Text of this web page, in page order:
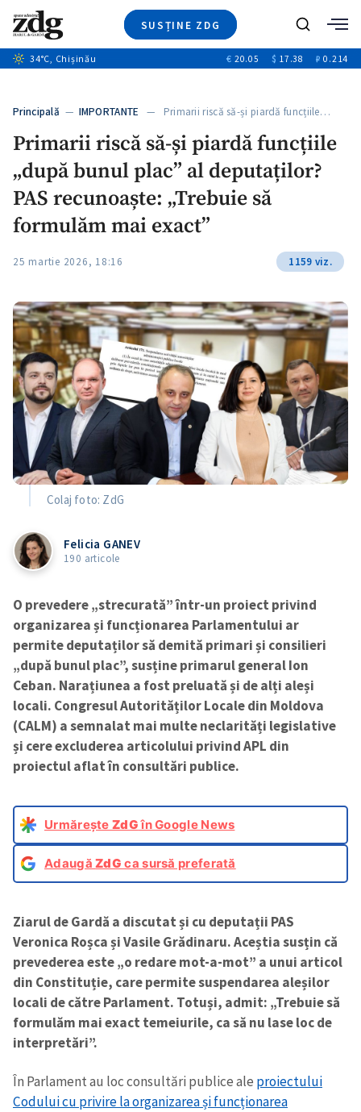
SUSȚINE ZDG
Ştiri
+10
Video
Special
Blog
Caută
34°C, Chișinău € 20.05 $ 17.38 ₽ 0.214
Principală — IMPORTANTE — Primarii riscă să-și piardă funcțiile…
Primarii riscă să-și piardă funcțiile
„după bunul plac” al deputaților?
PAS recunoaște: „Trebuie să
formulăm mai exact”
25 martie 2026, 18:16 1159 viz.
Colaj foto: ZdG
Felicia GANEV
190 articole
O prevedere „strecurată” într-un proiect privind
organizarea și funcționarea Parlamentului ar
permite deputaților să demită primari și consilieri
„după bunul plac”, susține primarul general Ion
Ceban. Narațiunea a fost preluată și de alți aleși
locali. Congresul Autorităților Locale din Moldova
(CALM) a semnalat mai multe neclarități legislative
și cere excluderea articolului privind APL din
proiectul aflat în consultări publice.
Urmărește ZdGîn Google News
AdaugăZdG ca sursă preferată
Ziarul de Gardă a discutat și cu deputații PAS
Veronica Roșca și Vasile Grădinaru. Aceștia susțin că
prevederea este „o redare mot-a-mot” a unui articol
din Constituție, care permite suspendarea aleșilor
locali de către Parlament. Totuși, admit: „Trebuie să
formulăm mai exact temeiurile, ca să nu lase loc de
interpretări”.
În Parlament au loc consultări publice ale proiectului
Codului cu privire la organizarea și funcționarea